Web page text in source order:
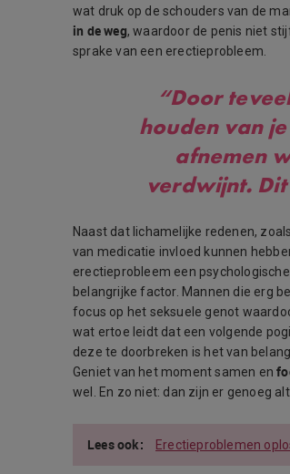
wat druk op de schouders van de
in de weg, waardoor de penis niet
sprake van een erectieprobleem.
“Door
houden van
afnemen
verdwijnt.
Naast dat lichamelijke redenen,
van medicatie invloed kunnen
erectieprobleem een
belangrijke factor. Mannen die erg
focus op het seksuele genot
wat ertoe leidt dat een volgende
deze te doorbreken is het van
Geniet van het moment samen en
wel. En zo niet: dan zijn er genoeg
Erectieproblemen